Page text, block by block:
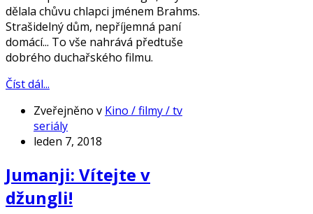
dělala chůvu chlapci jménem Brahms.
Strašidelný dům, nepříjemná paní
domácí... To vše nahrává předtuše
dobrého duchařského filmu.
Číst dál...
Zveřejněno v Kino / filmy / tv
seriály
leden 7, 2018
Jumanji: Vítejte v
džungli!